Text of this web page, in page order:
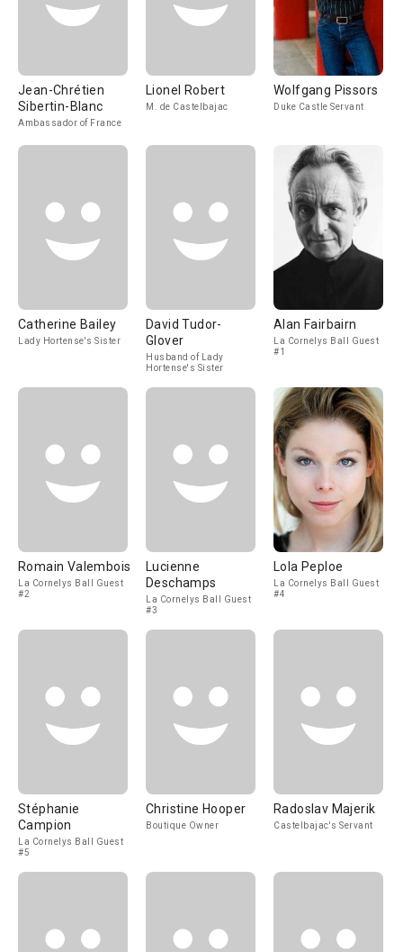
Jean-Chrétien
Sibertin-Blanc
Ambassador of France
Lionel Robert
M. de Castelbajac
Wolfgang Pissors
Duke Castle Servant
Catherine Bailey
Lady Hortense's Sister
David Tudor-
Glover
Husband of Lady
Hortense's Sister
Alan Fairbairn
La Cornelys Ball Guest
#1
Romain Valembois
La Cornelys Ball Guest
#2
Lucienne
Deschamps
La Cornelys Ball Guest
#3
Lola Peploe
La Cornelys Ball Guest
#4
Stéphanie
Campion
La Cornelys Ball Guest
#5
Christine Hooper
Boutique Owner
Radoslav Majerik
Castelbajac's Servant